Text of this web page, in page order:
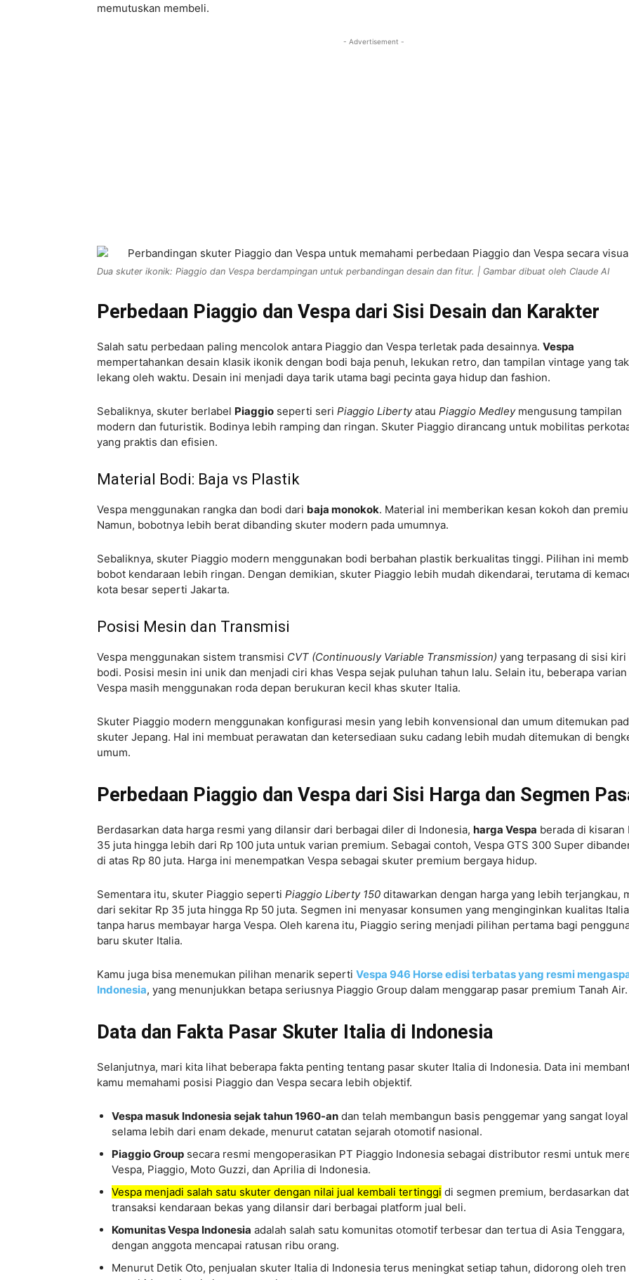
memutuskan membeli.
- Advertisement -
Dua skuter ikonik: Piaggio dan Vespa berdampingan untuk perbandingan desain dan fitur. | Gambar dibuat oleh Claude AI
Perbedaan Piaggio dan Vespa dari Sisi Desain dan Karakter
Salah satu perbedaan paling mencolok antara Piaggio dan Vespa terletak pada desainnya. Vespa
mempertahankan desain klasik ikonik dengan bodi baja penuh, lekukan retro, dan tampilan vintage yang tak
lekang oleh waktu. Desain ini menjadi daya tarik utama bagi pecinta gaya hidup dan fashion.
Sebaliknya, skuter berlabel Piaggio seperti seri Piaggio Libertyatau Piaggio Medleymengusung tampilan
modern dan futuristik. Bodinya lebih ramping dan ringan. Skuter Piaggio dirancang untuk mobilitas
yang praktis dan efisien.
Material Bodi: Baja vs Plastik
Vespa menggunakan rangka dan bodi dari baja monokok. Material ini memberikan kesan kokoh dan
Namun, bobotnya lebih berat dibanding skuter modern pada umumnya.
Sebaliknya, skuter Piaggio modern menggunakan bodi berbahan plastik berkualitas tinggi. Pilihan ini
bobot kendaraan lebih ringan. Dengan demikian, skuter Piaggio lebih mudah dikendarai, terutama di
kota besar seperti Jakarta.
Posisi Mesin dan Transmisi
Vespa menggunakan sistem transmisi CVT (Continuously Variable Transmission) yang terpasang di sisi kiri
bodi. Posisi mesin ini unik dan menjadi ciri khas Vespa sejak puluhan tahun lalu. Selain itu, beberapa varian
Vespa masih menggunakan roda depan berukuran kecil khas skuter Italia.
Skuter Piaggio modern menggunakan konfigurasi mesin yang lebih konvensional dan umum ditemukan
skuter Jepang. Hal ini membuat perawatan dan ketersediaan suku cadang lebih mudah ditemukan di
umum.
Perbedaan Piaggio dan Vespa dari Sisi Harga dan Segmen
Berdasarkan data harga resmi yang dilansir dari berbagai diler di Indonesia, harga Vespa berada di kisaran
35 juta hingga lebih dari Rp 100 juta untuk varian premium. Sebagai contoh, Vespa GTS 300 Super
di atas Rp 80 juta. Harga ini menempatkan Vespa sebagai skuter premium bergaya hidup.
Sementara itu, skuter Piaggio seperti Piaggio Liberty 150 ditawarkan dengan harga yang lebih terjangkau,
dari sekitar Rp 35 juta hingga Rp 50 juta. Segmen ini menyasar konsumen yang menginginkan kualitas Italia
tanpa harus membayar harga Vespa. Oleh karena itu, Piaggio sering menjadi pilihan pertama bagi
baru skuter Italia.
Kamu juga bisa menemukan pilihan menarik seperti Vespa 946 Horse edisi terbatas yang resmi
Indonesia, yang menunjukkan betapa seriusnya Piaggio Group dalam menggarap pasar premium Tanah Air.
Data dan Fakta Pasar Skuter Italia di Indonesia
Selanjutnya, mari kita lihat beberapa fakta penting tentang pasar skuter Italia di Indonesia. Data ini
kamu memahami posisi Piaggio dan Vespa secara lebih objektif.
Vespa masuk Indonesia sejak tahun 1960-an dan telah membangun basis penggemar yang sangat loyal
selama lebih dari enam dekade, menurut catatan sejarah otomotif nasional.
Piaggio Group secara resmi mengoperasikan PT Piaggio Indonesia sebagai distributor resmi untuk
Vespa, Piaggio, Moto Guzzi, dan Aprilia di Indonesia.
Vespa menjadi salah satu skuter dengan nilai jual kembali tertinggi di segmen premium, berdasarkan
transaksi kendaraan bekas yang dilansir dari berbagai platform jual beli.
Komunitas Vespa Indonesia adalah salah satu komunitas otomotif terbesar dan tertua di Asia Tenggara,
dengan anggota mencapai ratusan ribu orang.
Menurut Detik Oto, penjualan skuter Italia di Indonesia terus meningkat setiap tahun, didorong oleh tren